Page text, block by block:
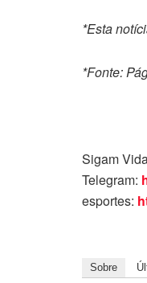
*Esta
*Fonte:
Sigam
Telegram:
esportes:
Sobre